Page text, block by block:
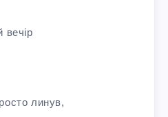
вечір
линув,